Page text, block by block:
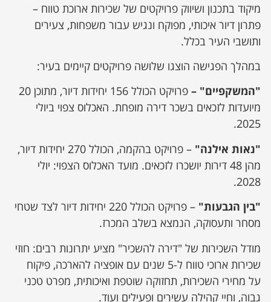
מיקוד בתכנון ושיווק פרויקטים של שכירות ארוכת טווח –
פתרון דיור איכותי, מפוקח ונגיש עבור משפחות, צעירים
ותושבי העיר בכלל.
במהלך הפגישה הוצגו שלושה פרויקטים קיימים בעיר:
"המשקפיים" –
פרויקט הכולל 156 יחידות דיור, מתוכן 20
מיועדות לזכאים בשכר דירה מופחת. האכלוס צפוי ביולי
2025.
"נאות אילנה"
– פרויקט בהקמה, הכולל 270 יחידות דיור,
מהן 48 דירות יושכרו לזכאים. מועד האכלוס הצפוי: יולי
2028.
"בין הגבעות"
– פרויקט הכולל 220 יחידות דיור לצד שטחי
מסחר ותעסוקה, הנמצא בשלב המכרז.
מודל השכירות של "דירה להשכיר" מציע יתרונות רבים: חוזי
שכירות ארוכי טווח ל-5 שנים עם אופציה להארכה, פיקוח
על מחירי השכירות, תחזוקה שוטפת ואיכותית, מפרט טכני
גבוה, וחיי קהילה עשירים ופעילים ועוד.